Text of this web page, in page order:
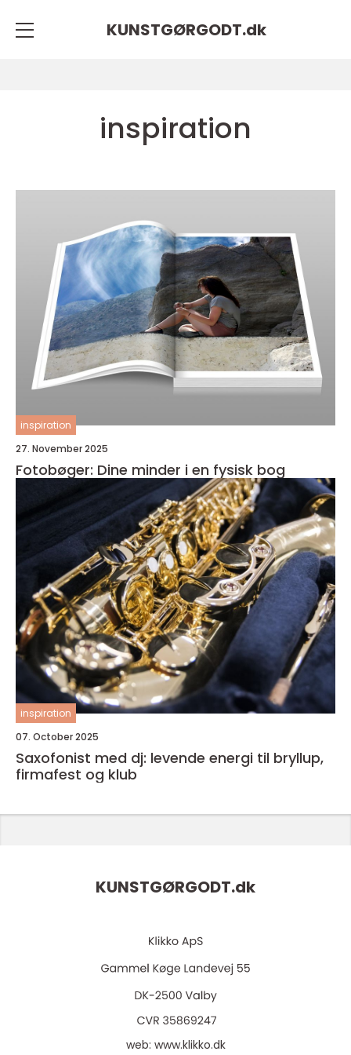
KUNSTGØRGODT.dk
inspiration
inspiration
27. November 2025
Fotobøger: Dine minder i en fysisk bog
inspiration
07. October 2025
Saxofonist med dj: levende energi til bryllup,
firmafest og klub
KUNSTGØRGODT.dk
web: www.klikko.dk